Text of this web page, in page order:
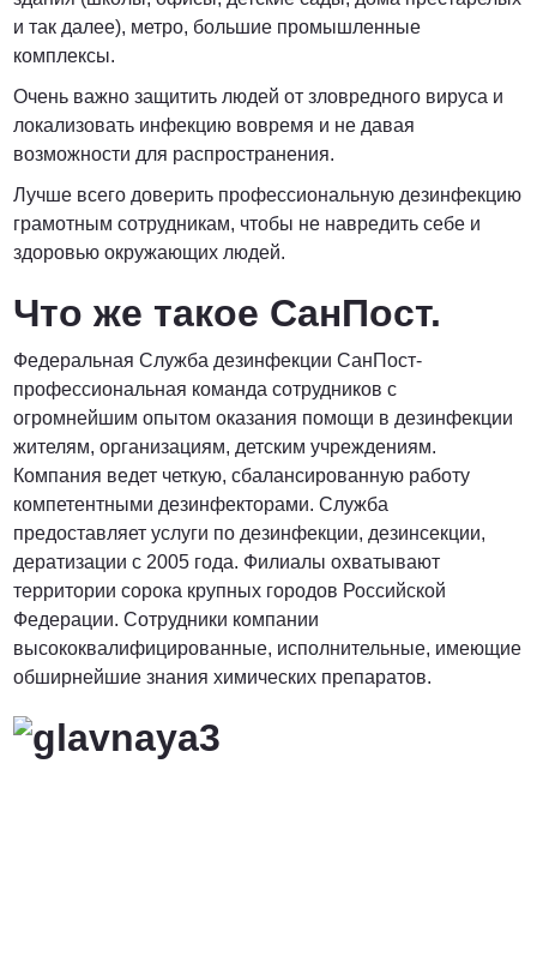
и так далее), метро, большие промышленные
комплексы.
Очень важно защитить людей от зловредного вируса и
локализовать инфекцию вовремя и не давая
возможности для распространения.
Лучше всего доверить профессиональную дезинфекцию
грамотным сотрудникам, чтобы не навредить себе и
здоровью окружающих людей.
Что же такое СанПост.
Федеральная Служба дезинфекции СанПост-
профессиональная команда сотрудников с
огромнейшим опытом оказания помощи в дезинфекции
жителям, организациям, детским учреждениям.
Компания ведет четкую, сбалансированную работу
компетентными дезинфекторами. Служба
предоставляет услуги по дезинфекции, дезинсекции,
дератизации с 2005 года. Филиалы охватывают
территории сорока крупных городов Российской
Федерации. Сотрудники компании
высококвалифицированные, исполнительные, имеющие
обширнейшие знания химических препаратов.